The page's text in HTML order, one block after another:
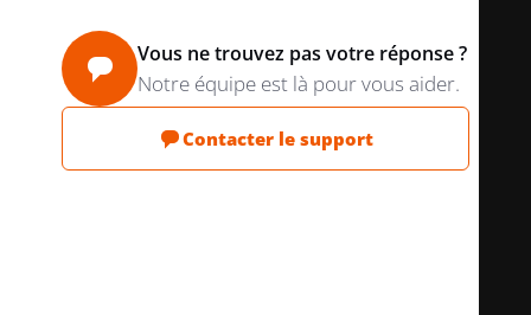
Vous ne trouvez pas votre réponse ?
Notre équipe est là pour vous aider.
Contacter le support